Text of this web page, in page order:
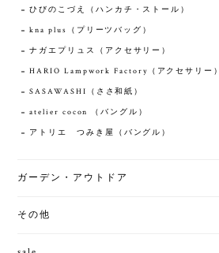
ひびのこづえ（ハンカチ・ストール）
kna plus（プリーツバッグ）
ナガエプリュス（アクセサリー）
HARIO Lampwork Factory（アクセサリー）
SASAWASHI（ささ和紙）
atelier cocon （バングル）
アトリエ つみき屋（バングル）
ガーデン・アウトドア
その他